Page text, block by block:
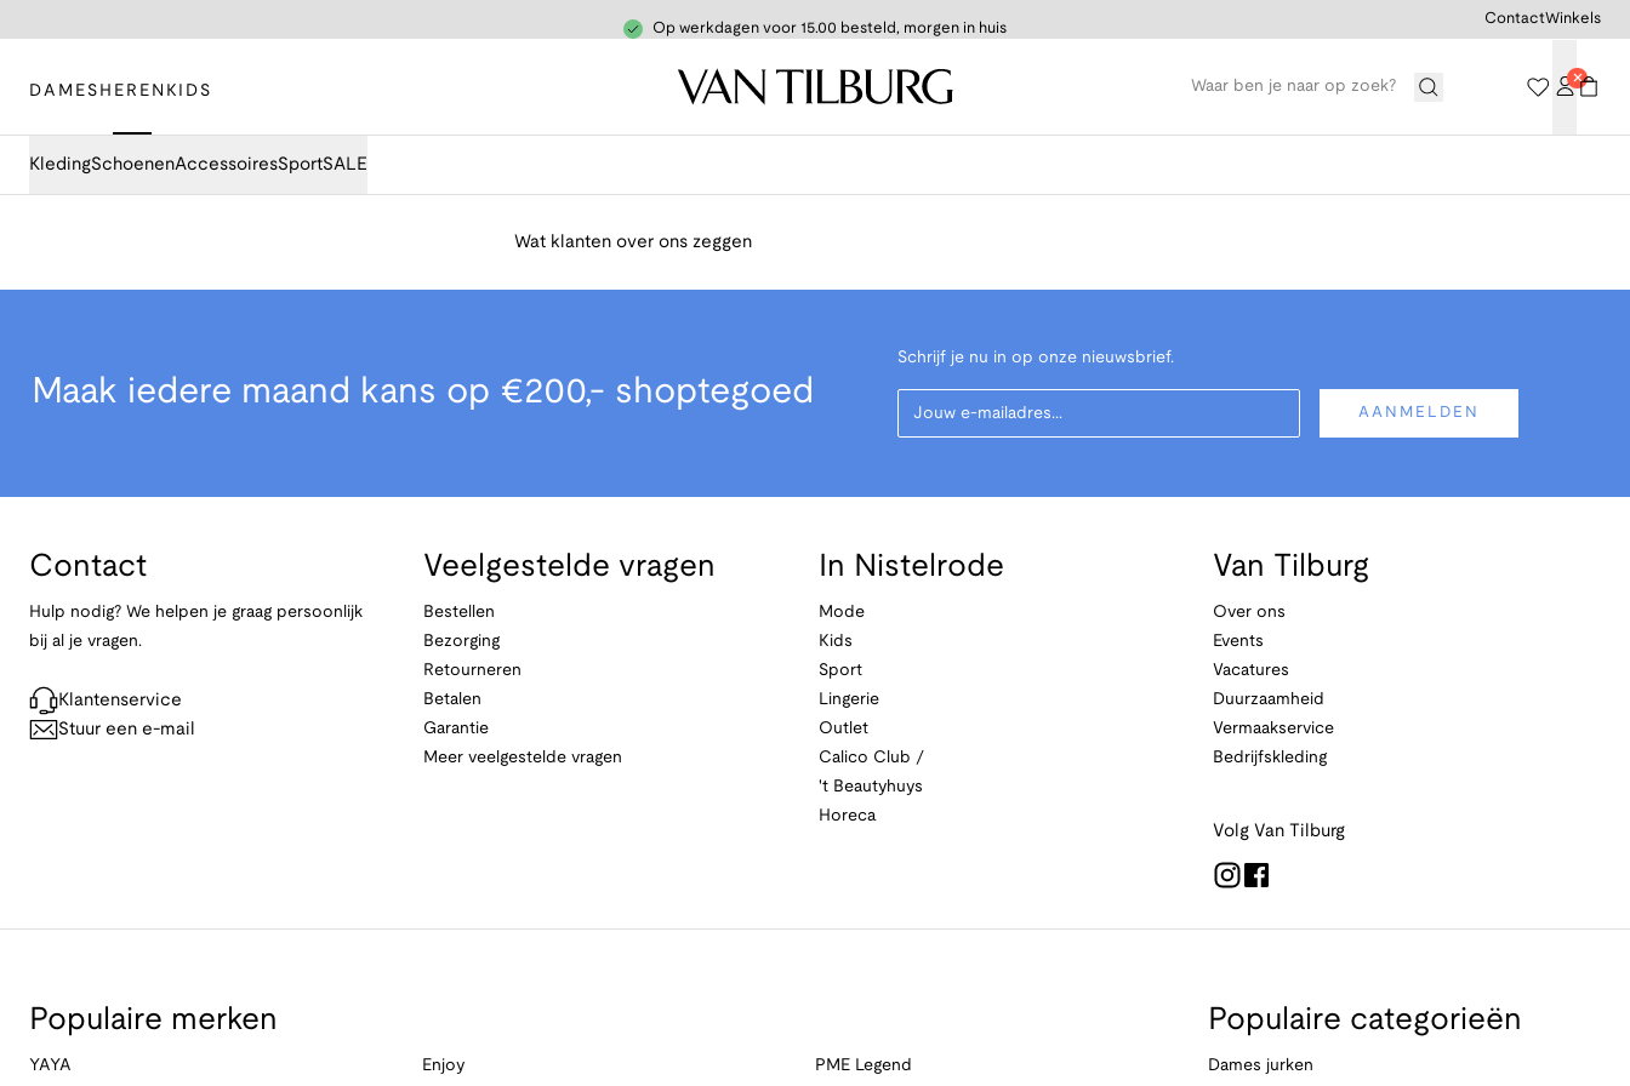
Op werkdagen voor 15.00 besteld, morgen in huis
DAMES HEREN KIDS
KledingSchoenenAccessoiresSportSALE
ContactWinkels
Wat klanten over ons zeggen
Maak iedere maand kans op €200,- shoptegoed
Schrijf je nu in op onze nieuwsbrief.
Your Email
AANMELDEN
Contact
Hulp nodig? We helpen je graag persoonlijk
bij al je vragen.
Klantenservice
Stuur een e-mail
Veelgestelde vragen
Bestellen
Bezorging
Retourneren
Betalen
Garantie
Meer veelgestelde vragen
In Nistelrode
Mode
Kids
Sport
Lingerie
Outlet
Calico Club /
't Beautyhuys
Horeca
Van Tilburg
Over ons
Events
Vacatures
Duurzaamheid
Vermaakservice
Bedrijfskleding
Volg Van Tilburg
Populaire merken
YAYA Enjoy PME Legend
Populaire categorieën
Dames jurken